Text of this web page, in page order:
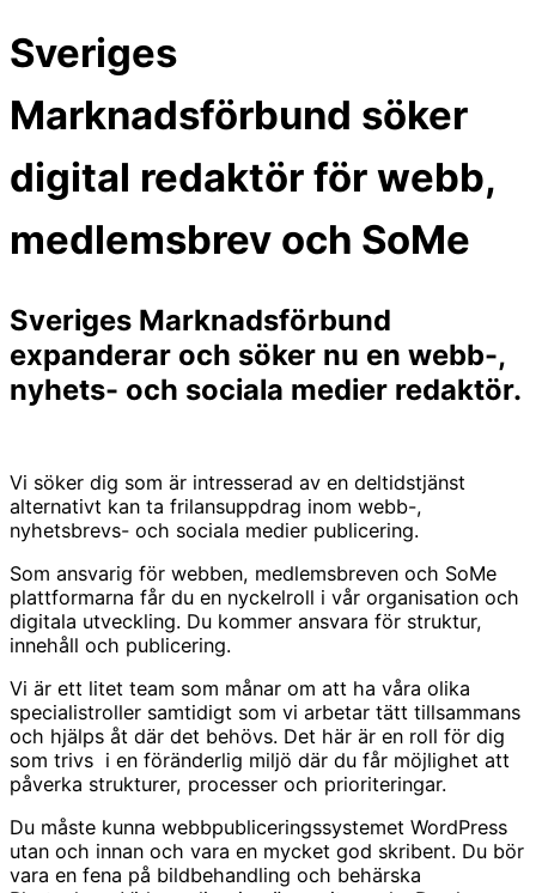
Sveriges
Marknadsförbund söker
digital redaktör för webb,
medlemsbrev och SoMe
Sveriges Marknadsförbund
expanderar och söker nu en webb-,
nyhets- och sociala medier redaktör.
Vi söker dig som är intresserad av en deltidstjänst
alternativt kan ta frilansuppdrag inom webb-,
nyhetsbrevs- och sociala medier publicering.
Som ansvarig för webben, medlemsbreven och SoMe
plattformarna får du en nyckelroll i vår organisation och
digitala utveckling. Du kommer ansvara för struktur,
innehåll och publicering.
Vi är ett litet team som månar om att ha våra olika
specialistroller samtidigt som vi arbetar tätt tillsammans
och hjälps åt där det behövs. Det här är en roll för dig
som trivs i en föränderlig miljö där du får möjlighet att
påverka strukturer, processer och prioriteringar.
Du måste kunna webbpubliceringssystemet WordPress
utan och innan och vara en mycket god skribent. Du bör
vara en fena på bildbehandling och behärska